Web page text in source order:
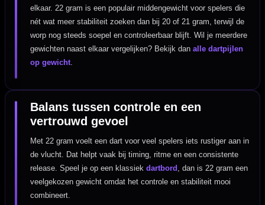
elkaar. 22 gram is een populair middengewicht voor spelers die
nét wat meer stabiliteit zoeken dan bij 20 of 21 gram, terwijl de
worp nog steeds soepel en controleerbaar blijft. Wil je meerdere
gewichten naast elkaar vergelijken? Bekijk danalle dartpijlen
op gewicht.
Balans tussen controle en een
vertrouwd gevoel
Met 22 gram voelt een dart voor veel spelers iets rustiger aan in
de vlucht. Dat helpt vaak bij timing, ritme en een consistente
release. Speel je op een klassiekdartbord , dan is 22 gram een
veelgekozen gewicht omdat het controle en stabiliteit mooi
combineert.